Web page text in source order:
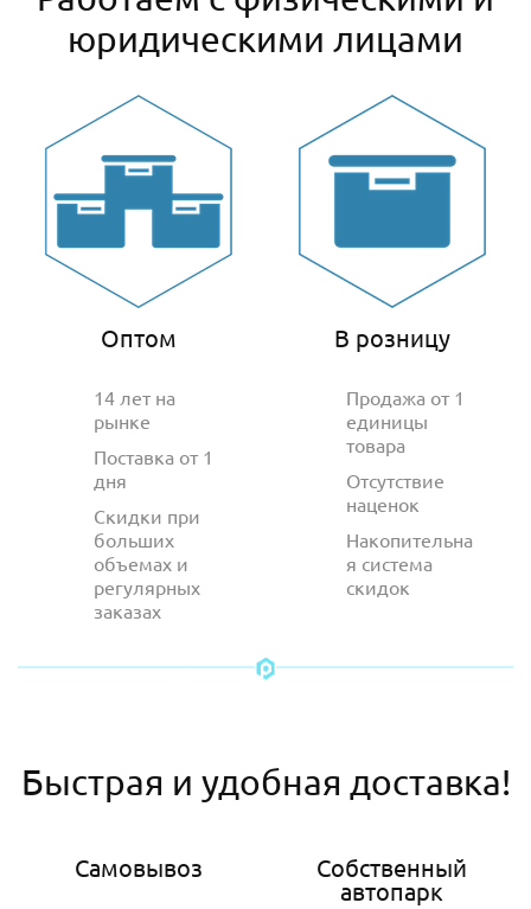
юридическими лицами
Оптом
14 лет на
рынке
Поставка от 1
дня
Скидки при
больших
объемах и
регулярных
заказах
В розницу
Продажа от 1
единицы
товара
Отсутствие
наценок
Накопительна
я система
скидок
Быстрая и удобная доставка!
Самовывоз
Собственный
автопарк